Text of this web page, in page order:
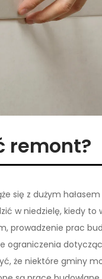
remont?
się z dużym
w niedzielę, kiedy to
prowadzenie prac
ograniczenia
że niektóre gminy